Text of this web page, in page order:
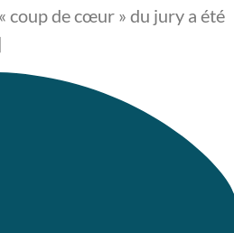
coup de cœur » du jury a été